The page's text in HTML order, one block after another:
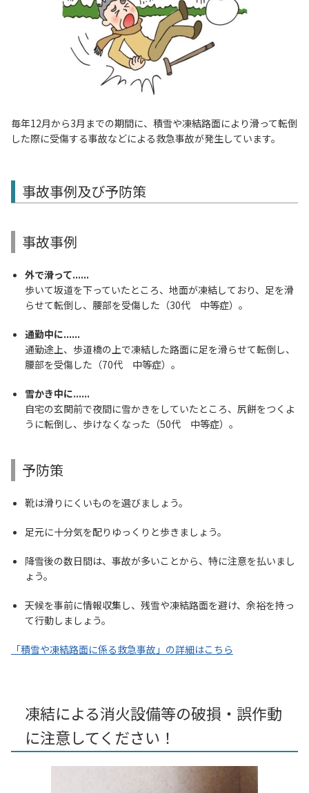
毎年12月から3月までの期間に、積雪や凍結路面により滑って転倒
した際に受傷する事故などによる救急事故が発生しています。
事故事例及び予防策
事故事例
外で滑って......
歩いて坂道を下っていたところ、地面が凍結しており、足を滑
らせて転倒し、腰部を受傷した（30代 中等症）。
通勤中に......
通勤途上、歩道橋の上で凍結した路面に足を滑らせて転倒し、
腰部を受傷した（70代 中等症）。
雪かき中に......
自宅の玄関前で夜間に雪かきをしていたところ、尻餅をつくよ
うに転倒し、歩けなくなった（50代 中等症）。
予防策
靴は滑りにくいものを選びましょう。
足元に十分気を配りゆっくりと歩きましょう。
降雪後の数日間は、事故が多いことから、特に注意を払いまし
ょう。
天候を事前に情報収集し、残雪や凍結路面を避け、余裕を持っ
て行動しましょう。
「積雪や凍結路面に係る救急事故」の詳細はこちら
凍結による消火設備等の破損・誤作動
に注意してください！